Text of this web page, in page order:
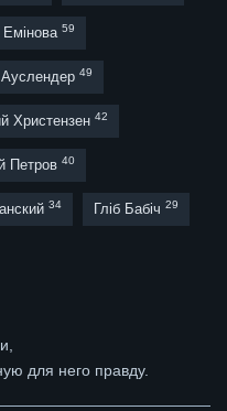
Емінова 59
49
Христензен 42
Петров 40
34 Гліб Бабіч 29
для него правду.